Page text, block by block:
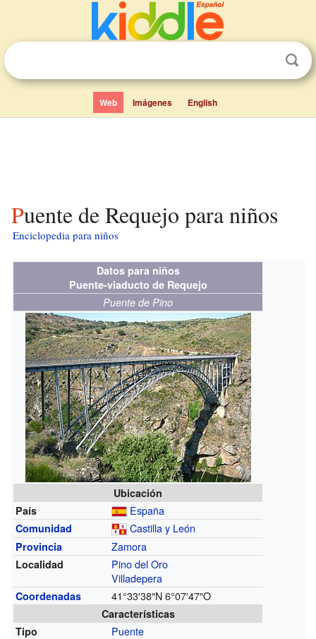
Web Imágenes English
Puente de Requejo para niños
Enciclopedia para niños
Datos para niños
Puente-viaducto de Requejo
Puente de Pino
Ubicación
País
España
Comunidad Castilla y León
Provincia Zamora
Localidad
Pino del Oro
Villadepera
Coordenadas 41°33′38″N6°07′47″O
Características
Tipo
Puente